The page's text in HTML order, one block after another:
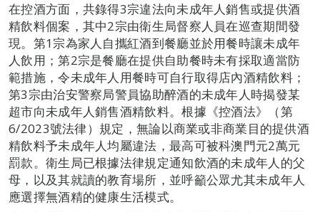
在控酒方面，共錄得3宗違法向未成年人銷售或提供酒
精飲料個案，其中2宗由衛生局督察人員在巡查期間發
現。第1宗為家人自攜紅酒到餐廳並於用餐時讓未成年
人飲用；第2宗是餐廳在提供自助餐時未有採取適當防
範措施，令未成年人用餐時可自行取得店內酒精飲料；
第3宗由治安警察局警員協助醉酒的未成年人時揭發某
超市向未成年人銷售酒精飲料。根據《控酒法》（第
6/2023號法律）規定，無論以商業或非商業目的提供酒
精飲料予未成年人均屬違法，最高可被科澳門元2萬元
罰款。衛生局已根據法律規定通知飲酒的未成年人的父
母，以及其就讀的教育場所，並呼籲公眾尤其未成年人
應選擇無酒精的健康生活模式。